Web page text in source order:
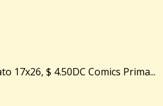
17x26, $ 4.50DC Comics Prima...